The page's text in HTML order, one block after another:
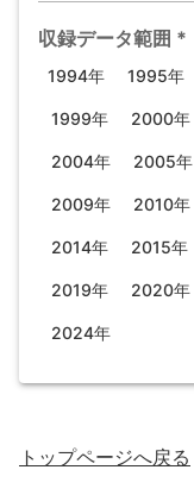
収録データ範囲 *
1994年 1995年
1999年 2000年
2004年 2005年
2009年 2010年
2014年 2015年
2019年 2020年
2024年
トップページへ戻る